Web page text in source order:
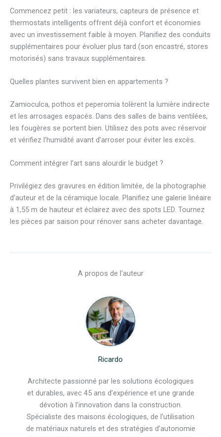
Commencez petit : les variateurs, capteurs de présence et
thermostats intelligents offrent déjà confort et économies
avec un investissement faible à moyen. Planifiez des conduits
supplémentaires pour évoluer plus tard (son encastré, stores
motorisés) sans travaux supplémentaires.
Quelles plantes survivent bien en appartements ?
Zamioculca, pothos et peperomia tolèrent la lumière indirecte
et les arrosages espacés. Dans des salles de bains ventilées,
les fougères se portent bien. Utilisez des pots avec réservoir
et vérifiez l’humidité avant d’arroser pour éviter les excès.
Comment intégrer l’art sans alourdir le budget ?
Privilégiez des gravures en édition limitée, de la photographie
d’auteur et de la céramique locale. Planifiez une galerie linéaire
à 1,55 m de hauteur et éclairez avec des spots LED. Tournez
les pièces par saison pour rénover sans acheter davantage.
A propos de l'auteur
Ricardo
Architecte passionné par les solutions écologiques
et durables, avec 45 ans d’expérience et une grande
dévotion à l’innovation dans la construction.
Spécialiste des maisons écologiques, de l’utilisation
de matériaux naturels et des stratégies d’autonomie